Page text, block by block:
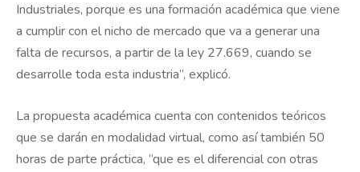
Industriales, porque es una formación académica que viene
a cumplir con el nicho de mercado que va a generar una
falta de recursos, a partir de la ley 27.669, cuando se
desarrolle toda esta industria”, explicó.
La propuesta académica cuenta con contenidos teóricos
que se darán en modalidad virtual, como así también 50
horas de parte práctica, “que es el diferencial con otras